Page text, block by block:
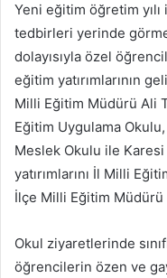
Yeni eğitim öğretim yılı
tedbirleri yerinde
dolayısıyla özel
eğitim yatırımlarının
Milli Eğitim Müdürü Ali
Eğitim Uygulama
Meslek Okulu ile
yatırımlarını İl Milli
İlçe Milli Eğitim
Okul ziyaretlerinde
öğrencilerin özen ve